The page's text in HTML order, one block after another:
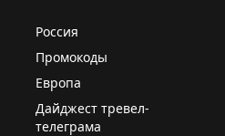
Россия
Промокоды
Европа
Дайджест тревел-
телеграма